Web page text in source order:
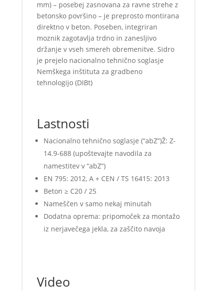
mm) – posebej zasnovana za ravne strehe z
betonsko površino – je preprosto montirana
direktno v beton. Poseben, integriran
moznik zagotavlja trdno in zanesljivo
držanje v vseh smereh obremenitve. Sidro
je prejelo nacionalno tehnično soglasje
Nemškega inštituta za gradbeno
tehnologijo (DIBt)
Lastnosti
Nacionalno tehnično soglasje (“abZ”)Ž: Z-
14.9-688 (upoštevajte navodila za
namestitev v “abZ”)
EN 795: 2012, A + CEN / TS 16415: 2013
Beton ≥ C20 / 25
Nameščen v samo nekaj minutah
Dodatna oprema: pripomoček za montažo
iz nerjavečega jekla, za zaščito navoja
Video